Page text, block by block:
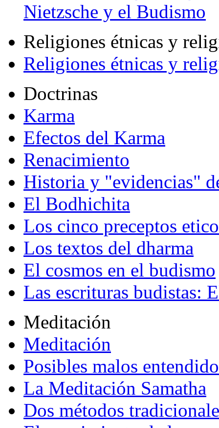
Nietzsche y el Budismo
Religiones étnicas y
Religiones étnicas y
Doctrinas
Karma
Efectos del Karma
Renacimiento
Historia y "evidencias"
El Bodhichita
Los cinco preceptos
Los textos del dharma
El cosmos en el budismo
Las escrituras budistas:
Meditación
Meditación
Posibles malos
La Meditación Samatha
Dos métodos